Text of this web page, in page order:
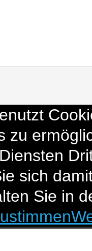
zu
sich
Sie in